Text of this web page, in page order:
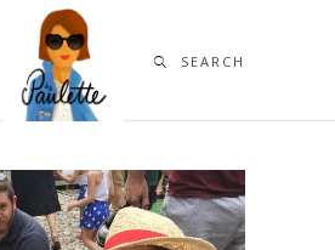
SEARCH